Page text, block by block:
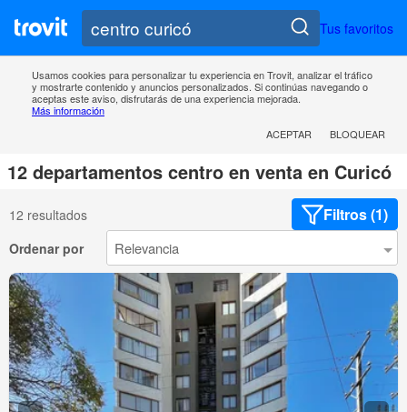
Tus favoritos
Usamos cookies para personalizar tu experiencia en Trovit, analizar el tráfico
y mostrarte contenido y anuncios personalizados. Si continúas navegando o
aceptas este aviso, disfrutarás de una experiencia mejorada.
Más información
ACEPTAR
BLOQUEAR
12 departamentos centro en venta en Curicó
12 resultados Filtros (1)
Ordenar por